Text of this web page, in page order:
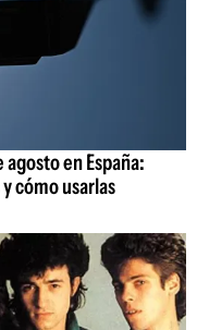
agosto en España:
cómo usarlas